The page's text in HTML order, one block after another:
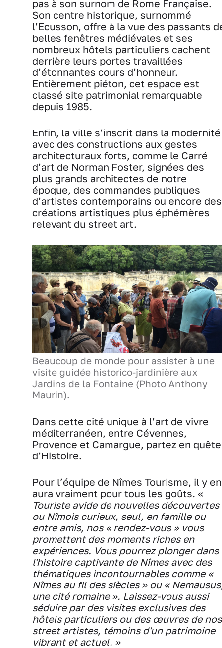
pas à son surnom de Rome Française.
Son centre historique, surnommé
l’Ecusson, offre à la vue des passants
belles fenêtres médiévales et ses
nombreux hôtels particuliers cachent
derrière leurs portes travaillées
d’étonnantes cours d’honneur.
Entièrement piéton, cet espace est
classé site patrimonial remarquable
depuis 1985.
Enfin, la ville s’inscrit dans la modernité
avec des constructions aux gestes
architecturaux forts, comme le Carré
d’art de Norman Foster, signées des
plus grands architectes de notre
époque, des commandes publiques
d’artistes contemporains ou encore des
créations artistiques plus éphémères
relevant du street art.
Beaucoup de monde pour assister à une
visite guidée historico-jardinière aux
Jardins de la Fontaine (Photo Anthony
Maurin).
Dans cette cité unique à l’art de vivre
méditerranéen, entre Cévennes,
Provence et Camargue, partez en quête
d’Histoire.
Pour l’équipe de Nîmes Tourisme, il y en
aura vraiment pour tous les goûts. «
Touriste avide de nouvelles découvertes
ou Nîmois curieux, seul, en famille ou
entre amis, nos « rendez-vous » vous
promettent des moments riches en
expériences. Vous pourrez plonger dans
l'histoire captivante de Nîmes avec des
thématiques incontournables comme «
Nîmes au fil des siècles » ou «
une cité romaine ». Laissez-vous aussi
séduire par des visites exclusives des
hôtels particuliers ou des œuvres de nos
street artistes, témoins d'un patrimoine
vibrant et actuel. »